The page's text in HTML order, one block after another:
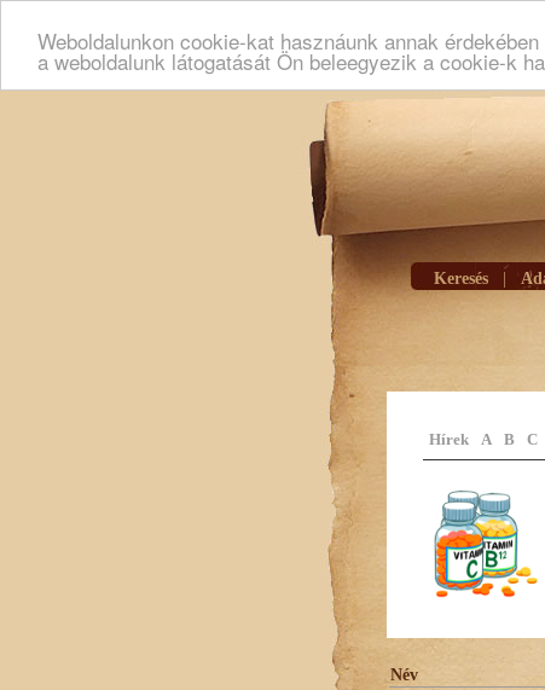
Weboldalunkon cookie-kat hasznáunk annak
a weboldalunk látogatását Ön beleegyezik a cookie-k
Keresés
Hírek A B C
Név